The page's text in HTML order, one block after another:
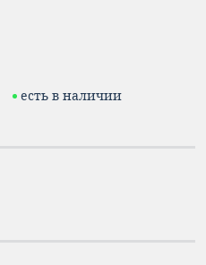
есть в наличии